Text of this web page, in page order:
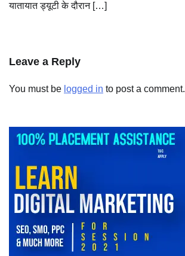
यातायात ड्यूटी के दौरान […]
Leave a Reply
You must be logged in to post a comment.